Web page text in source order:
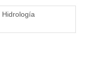
Hidrología